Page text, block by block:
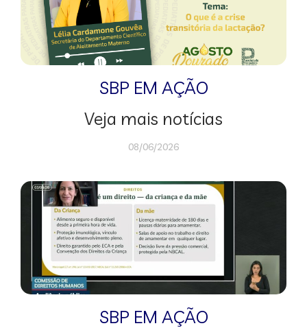
SBP EM AÇÃO
Veja mais notícias
08/06/2026
SBP EM AÇÃO